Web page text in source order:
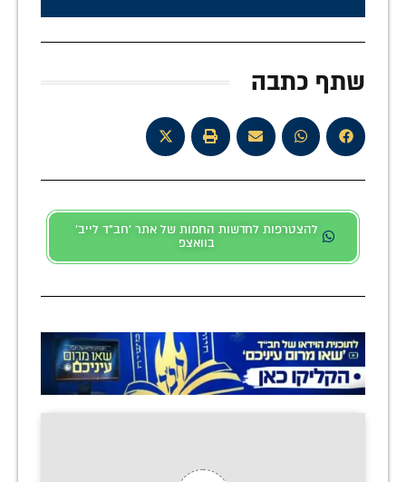
שתף כתבה
להצטרפות לחדשות החמות של אתר 'חב"ד לייב'
בוואצפ